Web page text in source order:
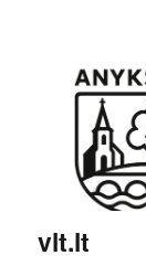
vlt.lt